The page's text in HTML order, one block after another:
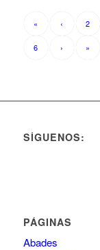
« ‹ 2
6 › »
SÍGUENOS:
PÁGINAS
Abades